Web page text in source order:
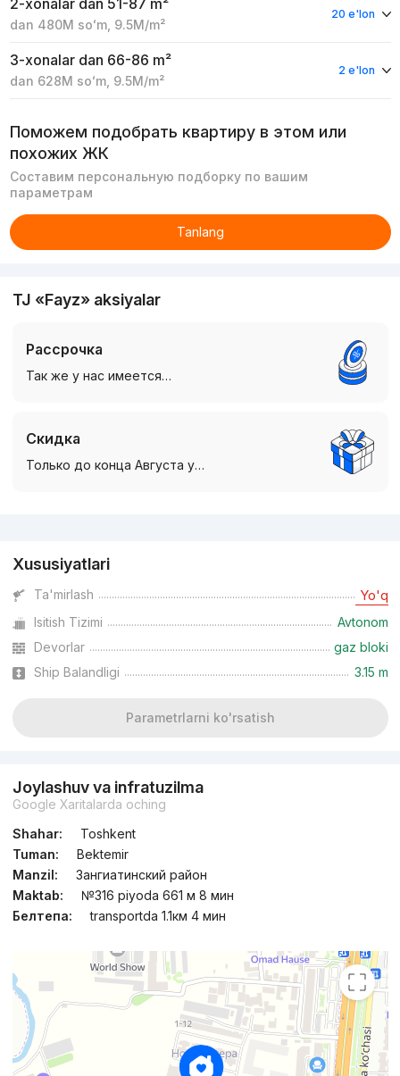
2-xonalar dan 51-87 m²
dan 480M soʻm, 9.5M/m²
20 e'lon
3-xonalar dan 66-86 m²
dan 628M soʻm, 9.5M/m²
2 e'lon
Поможем подобрать квартиру в этом или
похожих ЖК
Составим персональную подборку по вашим
параметрам
Tanlang
TJ «Fayz» aksiyalar
Рассрочка
Так же у нас имеется…
Скидка
Только до конца Августа у…
Xususiyatlari
Ta'mirlash Yo'q
Isitish Tizimi
Avtonom
Devorlar
gaz bloki
Ship Balandligi
3.15 m
Parametrlarni ko'rsatish
Joylashuv va infratuzilma
Google Xaritalarda oching
Shahar:
Toshkent
Tuman:
Bektemir
Manzil:
Зангиатинский район
Maktab:
№316 piyoda 661 м 8 мин
Белтепа:
transportda 1.1км 4 мин